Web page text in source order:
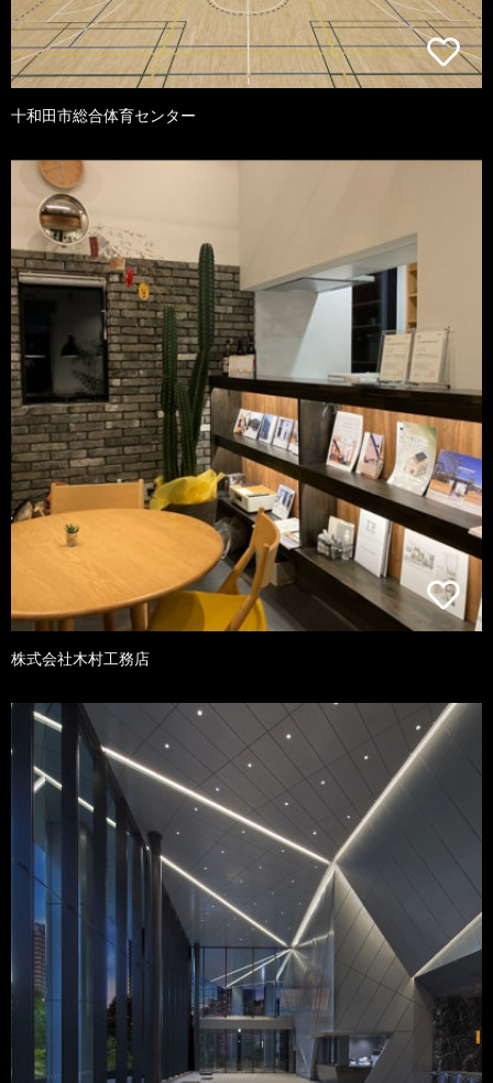
十和田市総合体育センター
株式会社木村工務店